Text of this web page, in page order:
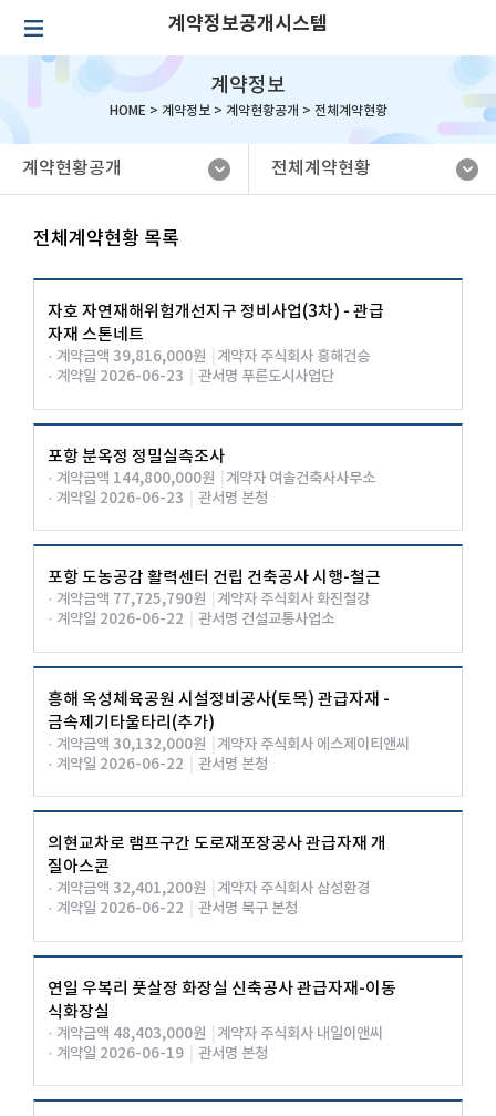
계약정보공개시스템
계약정보
HOME > 계약정보> 계약현황공개 > 전체계약현황
계약현황공개 전체계약현황
전체계약현황 목록
자호 자연재해위험개선지구 정비사업(3차) - 관급
자재 스톤네트
· 계약금액 39,816,000원
계약자 주식회사 흥해건승
· 계약일 2026-06-23
관서명 푸른도시사업단
포항 분옥정 정밀실측조사
· 계약금액 144,800,000원
계약자 여솔건축사사무소
· 계약일 2026-06-23
관서명 본청
포항 도농공감 활력센터 건립 건축공사 시행-철근
· 계약금액 77,725,790원
계약자 주식회사 화진철강
· 계약일 2026-06-22
관서명 건설교통사업소
흥해 옥성체육공원 시설정비공사(토목) 관급자재 -
금속제기타울타리(추가)
· 계약금액 30,132,000원
계약자 주식회사 에스제이티앤씨
· 계약일 2026-06-22
관서명 본청
의현교차로 램프구간 도로재포장공사 관급자재 개
질아스콘
· 계약금액 32,401,200원
계약자 주식회사 삼성환경
· 계약일 2026-06-22
관서명 북구 본청
연일 우복리 풋살장 화장실 신축공사 관급자재-이동
식화장실
· 계약금액 48,403,000원
계약자 주식회사 내일이앤씨
· 계약일 2026-06-19
관서명 본청